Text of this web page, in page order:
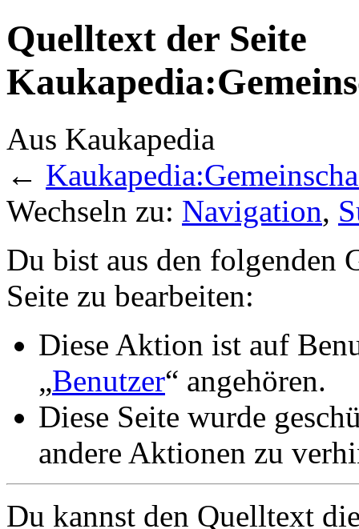
Quelltext der Seite
Aus Kaukapedia
←
Wechseln zu: Navigation,
Du bist aus den folgenden
Seite zu bearbeiten:
Diese Aktion ist auf
„Benutzer“ angehören.
Diese Seite wurde
andere Aktionen zu
Du kannst den Quelltext